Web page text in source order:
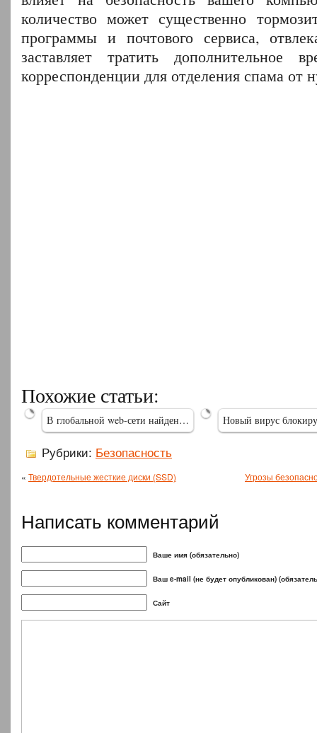
количество может существенно
программы и почтового сервиса,
заставляет тратить дополнительное
корреспонденции для отделения спама от
Похожие статьи:
поражает…
В глобальной web-сети найден… Новый вирус
Рубрики: Безопасность
« Твердотельные жесткие диски (SSD) Угрозы
Написать комментарий
Ваше имя (обязательно)
Ваш e-mail (не будет опубликован)
Сайт